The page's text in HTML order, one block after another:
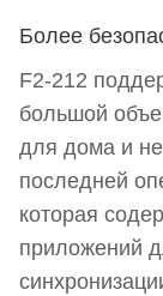
Более
F2-212
большой
для дома и
последней
которая
приложений